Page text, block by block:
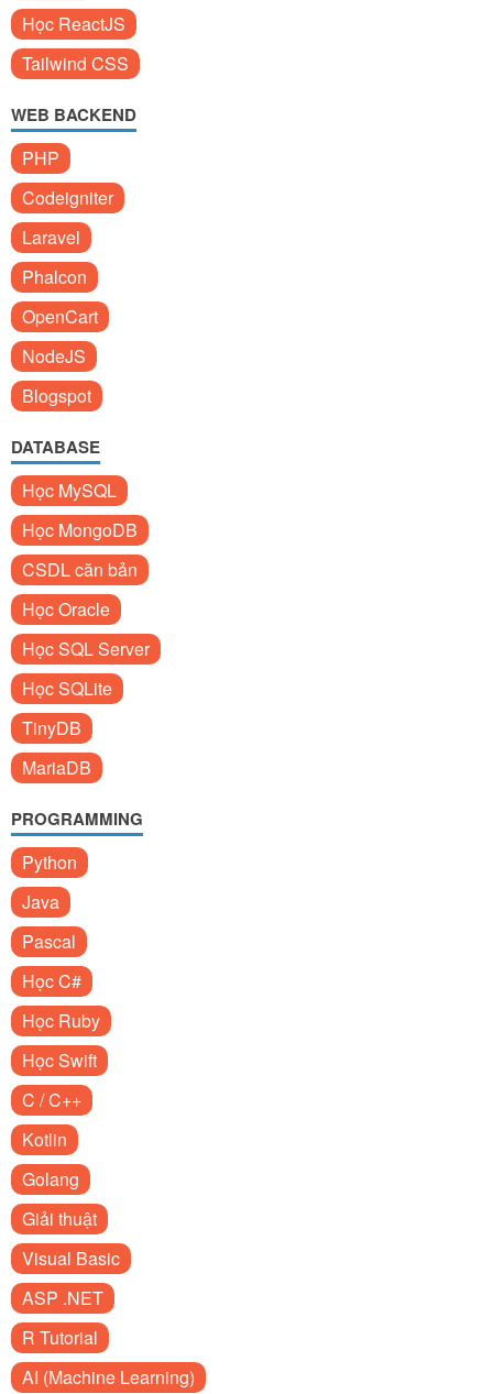
Học ReactJS
Tailwind CSS
WEB BACKEND
PHP
Codeigniter
Laravel
Phalcon
OpenCart
NodeJS
Blogspot
DATABASE
Học MySQL
Học MongoDB
CSDL căn bản
Học Oracle
Học SQL Server
Học SQLite
TinyDB
MariaDB
PROGRAMMING
Python
Java
Pascal
Học C#
Học Ruby
Học Swift
C / C++
Kotlin
Golang
Giải thuật
Visual Basic
ASP .NET
R Tutorial
AI (Machine Learning)